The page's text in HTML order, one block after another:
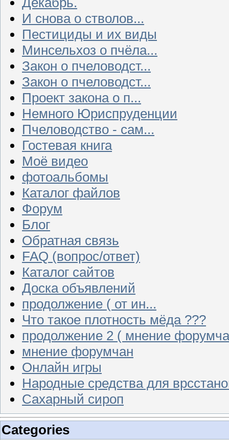
И снова о стволов...
Пестициды и их виды
Минсельхоз о пчёла...
Закон о пчеловодст...
Закон о пчеловодст...
Проект закона о п...
Немного Юриспруденции
Пчеловодство - сам...
Гостевая книга
Моё видео
фотоальбомы
Каталог файлов
Форум
Блог
Обратная связь
FAQ (вопрос/ответ)
Каталог сайтов
Доска объявлений
продолжение ( от ин...
Что такое плотность мёда ???
продолжение 2 ( мнение
мнение форумчан
Онлайн игры
Народные средства для
Сахарный сироп
Categories